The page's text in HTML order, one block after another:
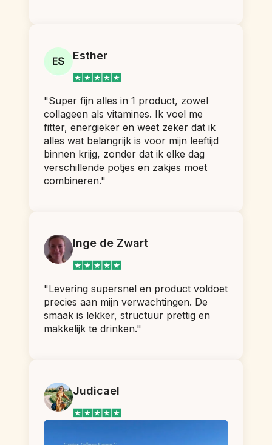
Esther
"Super fijn alles in 1 product, zowel
collageen als vitamines. Ik voel me
fitter, energieker en weet zeker dat ik
alles wat belangrijk is voor mijn leeftijd
binnen krijg, zonder dat ik elke dag
verschillende potjes en zakjes moet
combineren."
Inge de Zwart
"Levering supersnel en product voldoet
precies aan mijn verwachtingen. De
smaak is lekker, structuur prettig en
makkelijk te drinken."
Judicael